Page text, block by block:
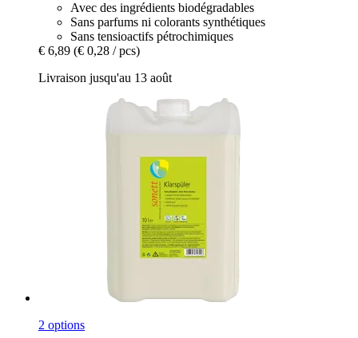
Avec des ingrédients biodégradables
Sans parfums ni colorants synthétiques
Sans tensioactifs pétrochimiques
€ 6,89 (€ 0,28 / pcs)
Livraison jusqu'au 13 août
2 options